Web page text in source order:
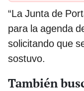
“La Junta de
para la agenda
solicitando que
sostuvo.
También